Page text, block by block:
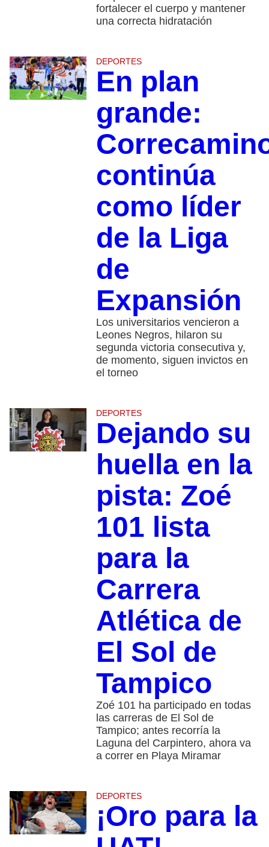
fortalecer el cuerpo y mantener
una correcta hidratación
DEPORTES
En plan
grande:
continúa
como líder
de la Liga
de
Expansión
Los universitarios vencieron a
Leones Negros, hilaron su
segunda victoria consecutiva y,
de momento, siguen invictos en
el torneo
DEPORTES
Dejando su
huella en la
pista: Zoé
101 lista
para la
Carrera
Atlética de
El Sol de
Tampico
Zoé 101 ha participado en todas
las carreras de El Sol de
Tampico; antes recorría la
Laguna del Carpintero, ahora va
a correr en Playa Miramar
DEPORTES
¡Oro para la